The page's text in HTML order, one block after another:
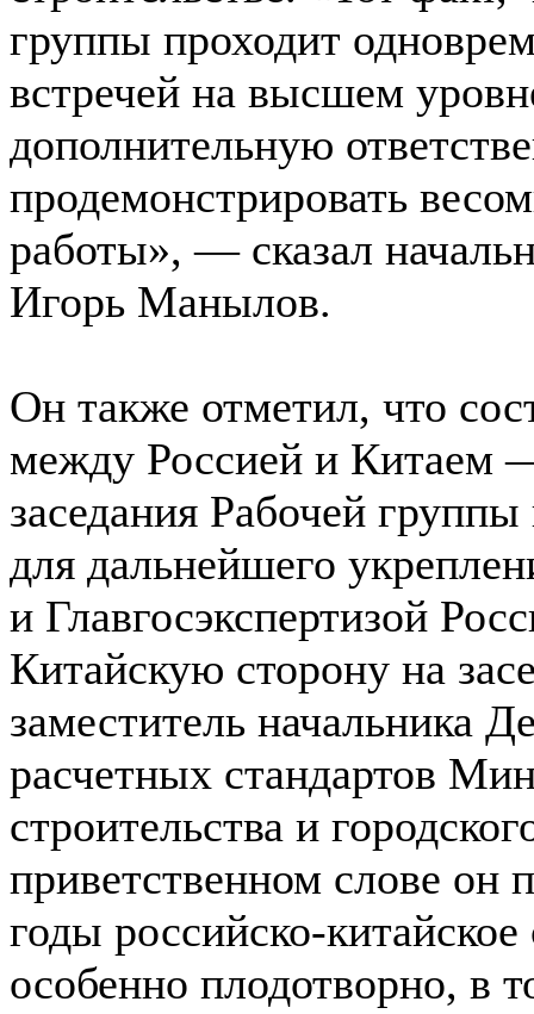
группы проходит
встречей на высшем
дополнительную
продемонстрировать
работы», — сказал
Игорь Манылов.
Он также отметил, что
между Россией и Китаем
заседания Рабочей
для дальнейшего
и Главгосэкспертизой
Китайскую сторону на
заместитель начальника
расчетных стандартов
строительства и
приветственном слове он
годы российско-китайское
особенно плодотворно, в